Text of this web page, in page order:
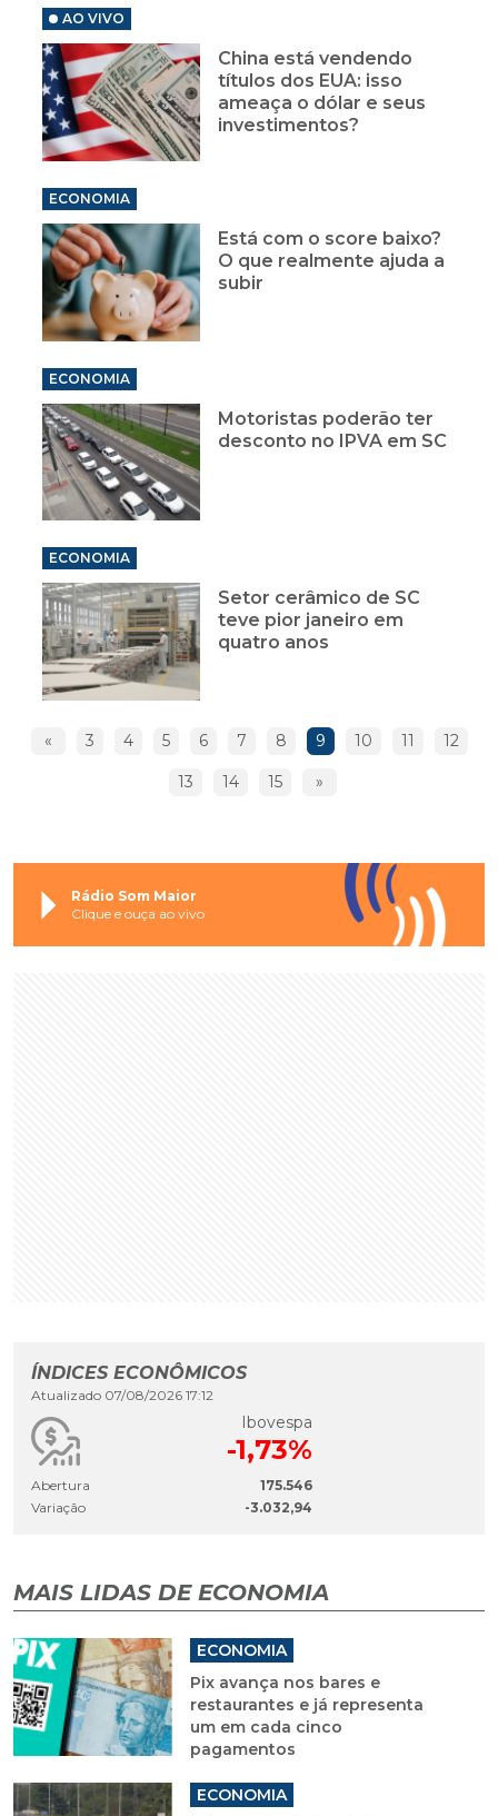
AO VIVO
China está vendendo
títulos dos EUA: isso
ameaça o dólar e seus
investimentos?
ECONOMIA
Está com o score baixo?
O que realmente ajuda a
subir
ECONOMIA
Motoristas poderão ter
desconto no IPVA em SC
ECONOMIA
Setor cerâmico de SC
teve pior janeiro em
quatro anos
« 3 4 5 6 7 8 9 10 11 12
13 14 15 »
Rádio Som Maior
Clique e ouça ao vivo
ÍNDICES ECONÔMICOS
Atualizado 07/08/2026 17:12
Ibovespa
-1,73%
Abertura
175.546
Variação
-3.032,94
MAIS LIDAS DE ECONOMIA
ECONOMIA
Pix avança nos bares e
restaurantes e já representa
um em cada cinco
pagamentos
ECONOMIA